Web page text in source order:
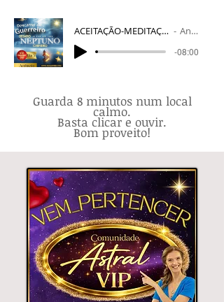
ACEITAÇÃO-MEDITAÇÃO-FLASH-DESAFIO-CM26VIP Ana Macieira
-08:00
Guarda 8 minutos num local
calmo.
Basta clicar e ouvir.
Bom proveito!